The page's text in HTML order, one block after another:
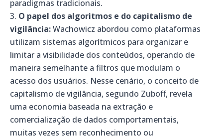
paradigmas tradicionais.
O papel dos algoritmos e do capitalismo de
vigilância:Wachowicz abordou como plataformas
utilizam sistemas algorítmicos para organizar e
limitar a visibilidade dos conteúdos, operando de
maneira semelhante a filtros que modulam o
acesso dos usuários. Nesse cenário, o conceito de
capitalismo de vigilância, segundo Zuboff, revela
uma economia baseada na extração e
comercialização de dados comportamentais,
muitas vezes sem reconhecimento ou